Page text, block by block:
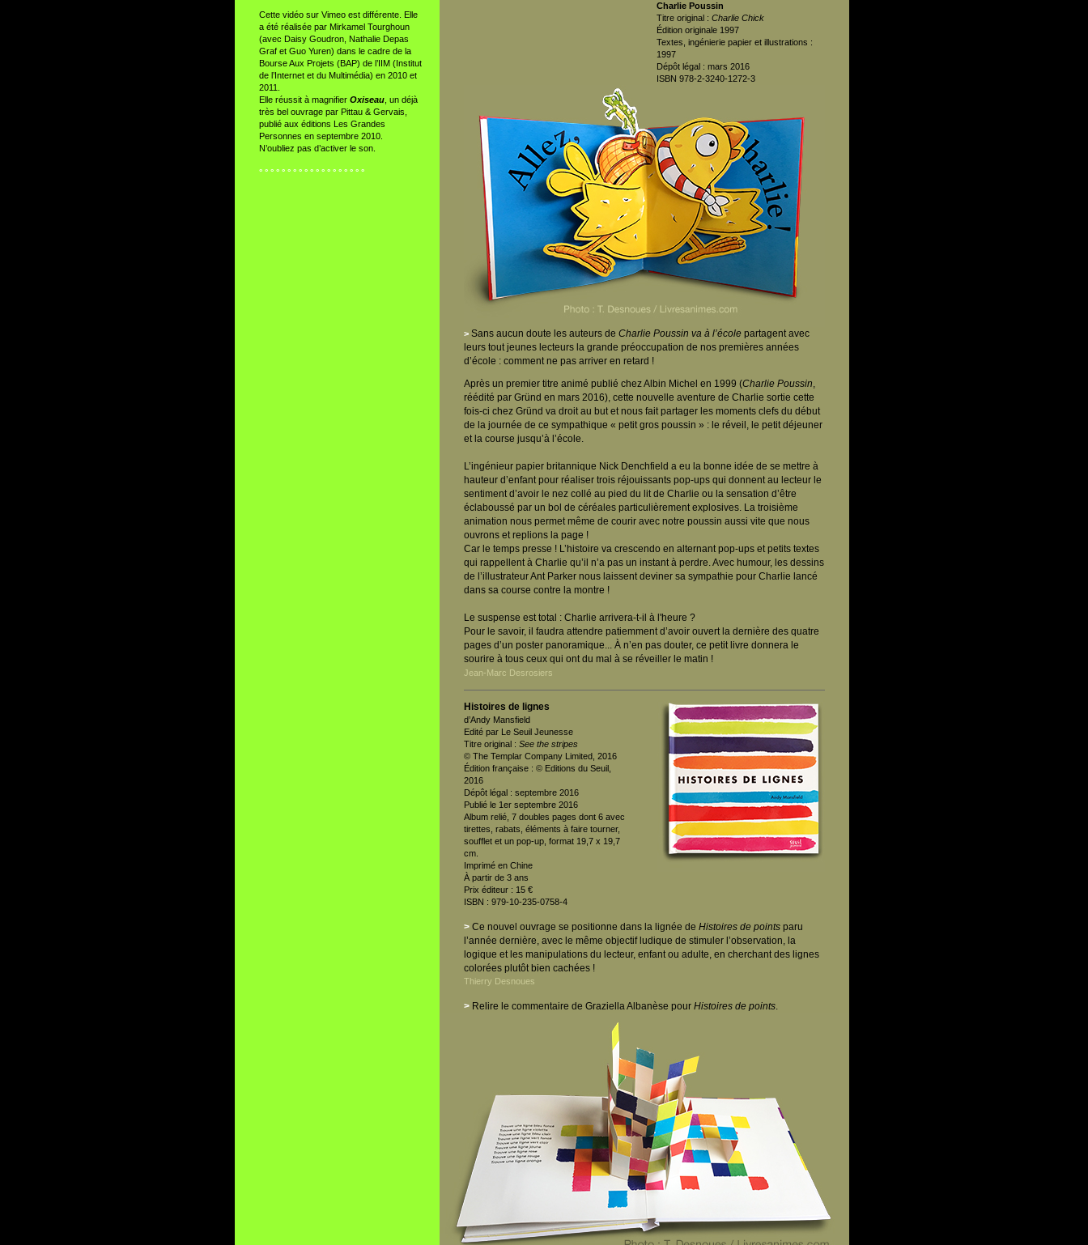
Cette vidéo sur Vimeo est différente. Elle
a été réalisée par Mirkamel Tourghoun
(avec Daisy Goudron, Nathalie Depas
Graf et Guo Yuren) dans le cadre de la
Bourse Aux Projets (BAP) de l’IIM (Institut
de l’Internet et du Multimédia) en 2010 et
2011.
Elle réussit à magnifier Oxiseau , un déjà
très bel ouvrage par Pittau & Gervais,
publié aux éditions Les Grandes
Personnes en septembre 2010.
N’oubliez pas d’activer le son.
° ° ° ° ° ° ° ° ° ° ° ° ° ° ° ° ° ° °
Charlie Poussin
Titre original : Charlie Chick
Édition originale 1997
Textes, ingénierie papier et illustrations :
1997
Dépôt légal : mars 2016
ISBN 978-2-3240-1272-3
> Sans aucun doute les auteurs de Charlie Poussin va à l’école partagent avec
leurs tout jeunes lecteurs la grande préoccupation de nos premières années
d’école : comment ne pas arriver en retard !
Après un premier titre animé publié chez Albin Michel en 1999 (Charlie Poussin,
réédité par Gründ en mars 2016), cette nouvelle aventure de Charlie sortie cette
fois-ci chez Gründ va droit au but et nous fait partager les moments clefs du début
de la journée de ce sympathique « petit gros poussin » : le réveil, le petit déjeuner
et la course jusqu’à l’école.
L’ingénieur papier britannique Nick Denchfield a eu la bonne idée de se mettre à
hauteur d’enfant pour réaliser trois réjouissants pop-ups qui donnent au lecteur le
sentiment d’avoir le nez collé au pied du lit de Charlie ou la sensation d’être
éclaboussé par un bol de céréales particulièrement explosives. La troisième
animation nous permet même de courir avec notre poussin aussi vite que nous
ouvrons et replions la page !
Car le temps presse ! L’histoire va crescendo en alternant pop-ups et petits textes
qui rappellent à Charlie qu’il n’a pas un instant à perdre. Avec humour, les dessins
de l’illustrateur Ant Parker nous laissent deviner sa sympathie pour Charlie lancé
dans sa course contre la montre !
Le suspense est total : Charlie arrivera-t-il à l'heure ?
Pour le savoir, il faudra attendre patiemment d’avoir ouvert la dernière des quatre
pages d’un poster panoramique... À n’en pas douter, ce petit livre donnera le
sourire à tous ceux qui ont du mal à se réveiller le matin !
Jean-Marc Desrosiers
Histoires de lignes
d’Andy Mansfield
Edité par Le Seuil Jeunesse
Titre original : See the stripes
© The Templar Company Limited, 2016
Édition française : © Editions du Seuil,
2016
Dépôt légal : septembre 2016
Publié le 1er septembre 2016
Album relié, 7 doubles pages dont 6 avec
tirettes, rabats, éléments à faire tourner,
soufflet et un pop-up, format 19,7 x 19,7
cm.
Imprimé en Chine
À partir de 3 ans
Prix éditeur : 15 €
ISBN : 979-10-235-0758-4
> Ce nouvel ouvrage se positionne dans la lignée de Histoires de points paru
l’année dernière, avec le même objectif ludique de stimuler l’observation, la
logique et les manipulations du lecteur, enfant ou adulte, en cherchant des lignes
colorées plutôt bien cachées !
Thierry Desnoues
> Relire le commentaire de Graziella Albanèse pour Histoires de points.